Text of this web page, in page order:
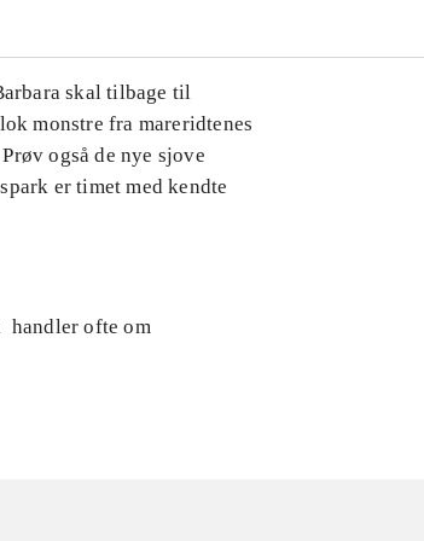
skal tilbage til
monstre fra mareridtenes
også de nye sjove
er timet med kendte
handler ofte om